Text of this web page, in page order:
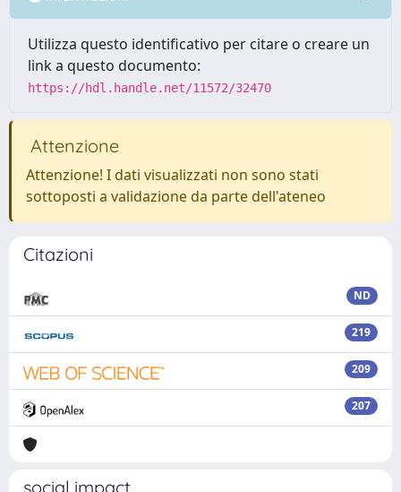
Utilizza questo identificativo per citare o creare un
link a questo documento:
https://hdl.handle.net/11572/32470
Attenzione
Attenzione! I dati visualizzati non sono stati
sottoposti a validazione da parte dell'ateneo
Citazioni
ND
219
209
207
social impact